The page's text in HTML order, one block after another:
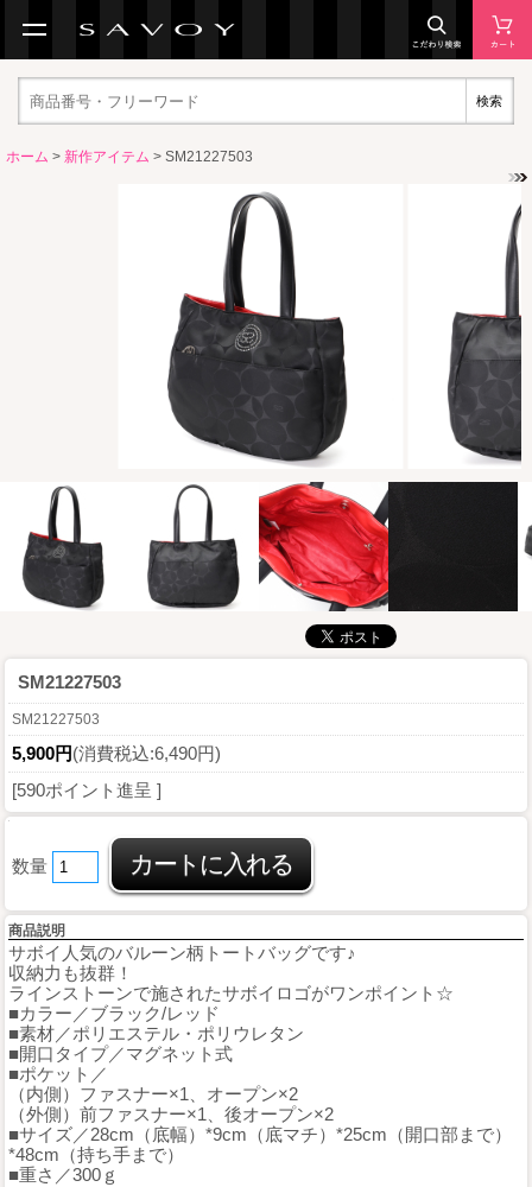
検索
ホーム > 新作アイテム > SM21227503
SM21227503
SM21227503
5,900円(消費税込:6,490円)
[590ポイント進呈 ]
数量
商品説明
サボイ人気のバルーン柄トートバッグです♪
収納力も抜群！
ラインストーンで施されたサボイロゴがワンポイント☆
■カラー／ブラック/レッド
■素材／ポリエステル・ポリウレタン
■開口タイプ／マグネット式
■ポケット／
（内側）ファスナー×1、オープン×2
（外側）前ファスナー×1、後オープン×2
■サイズ／28cm（底幅）*9cm（底マチ）*25cm（開口部まで）
*48cm（持ち手まで）
■重さ／300ｇ